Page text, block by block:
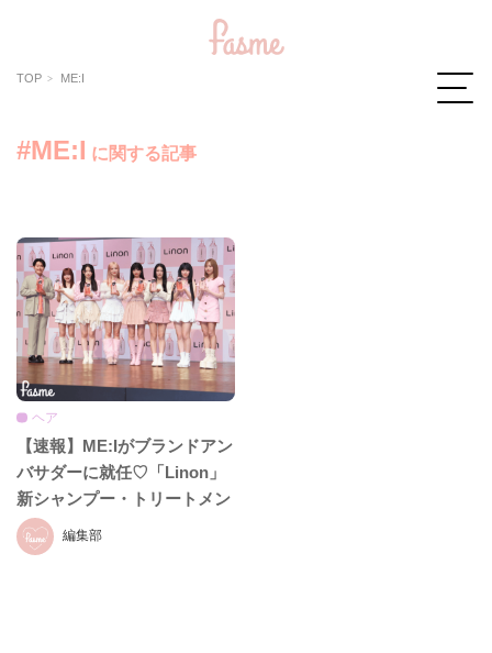
TOP ME:I
#ME:I に関する記事
編集部
ヘア
【速報】ME:Iがブランドアン
バサダーに就任♡「Linon」
新シャンプー・トリートメン
ト発表会をレポ！